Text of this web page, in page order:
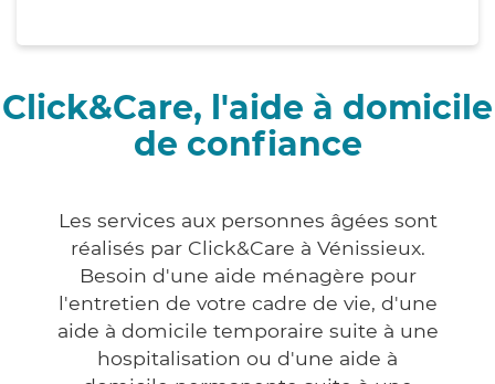
Click&Care, l'aide à domicile
de confiance
Les services aux personnes âgées sont
réalisés par Click&Care à Vénissieux.
Besoin d'une aide ménagère pour
l'entretien de votre cadre de vie, d'une
aide à domicile temporaire suite à une
hospitalisation ou d'une aide à